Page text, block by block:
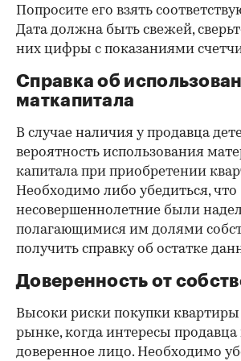
Попросите его взять
Дата должна быть свежей,
них цифры с показаниями
Справка об
маткапитала
В случае наличия у продавца
вероятность использования
капитала при приобретении
Необходимо либо убедиться, что
несовершеннолетние были
полагающимися им долями
получить справку об остатке
Доверенность от
Высоки риски покупки
рынке, когда интересы продавца
доверенное лицо. Необходимо